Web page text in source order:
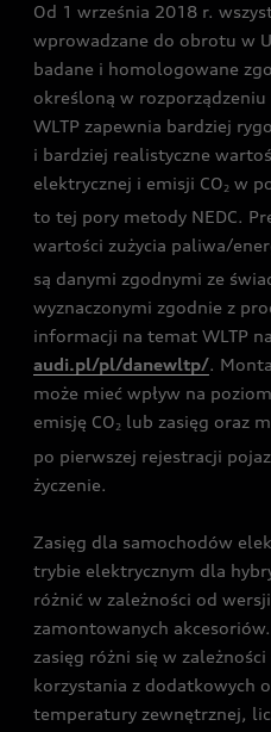
Audi exclusive
Od 1 września 2018 r.
wprowadzane do obrotu w
badane i homologowane
określoną w
WLTP zapewnia bardziej
i bardziej realistyczne
elektrycznej i emisji CO2 w
to tej pory metody NEDC.
wartości zużycia paliwa/
są danymi zgodnymi ze
wyznaczonymi zgodnie z
informacji na temat WLTP
audi.pl/pl/danewltp/.
może mieć wpływ na
emisję CO2 lub zasięg oraz
po pierwszej rejestracji
życzenie.
Zasięg dla samochodów
trybie elektrycznym dla
różnić w zależności od
zamontowanych
zasięg różni się w
korzystania z dodatkowych
temperatury zewnętrznej,